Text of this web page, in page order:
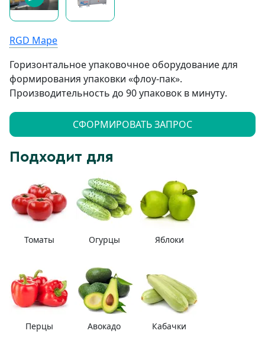
RGD Mape
Горизонтальное упаковочное оборудование для
формирования упаковки «флоу-пак».
Производительность до 90 упаковок в минуту.
СФОРМИРОВАТЬ ЗАПРОС
Подходит для
Томаты Огурцы Яблоки
Перцы Авокадо Кабачки